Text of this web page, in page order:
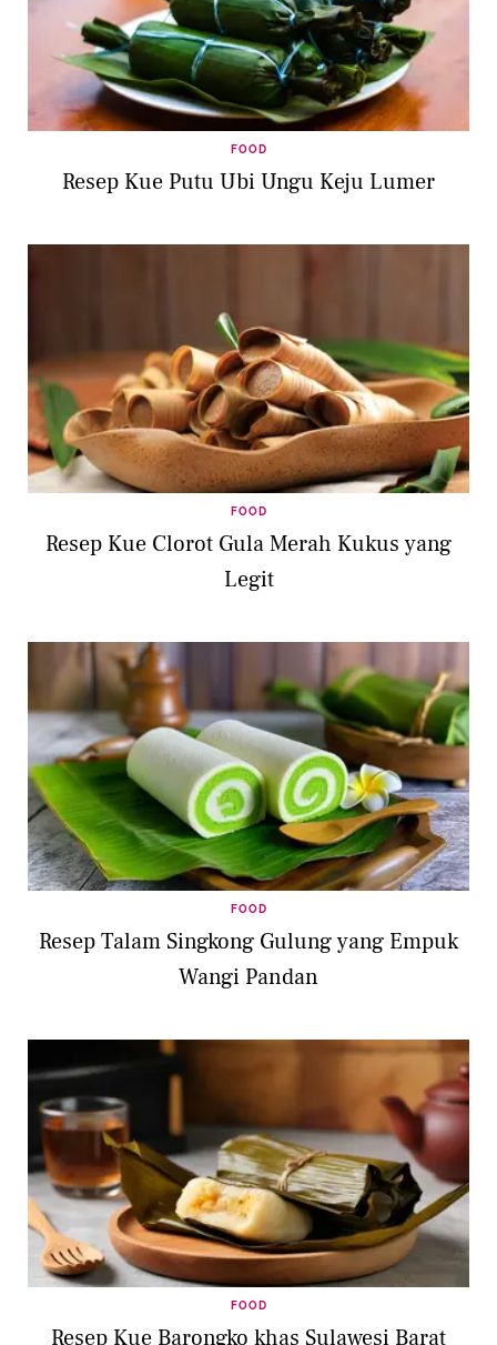
FOOD
Resep Kue Putu Ubi Ungu Keju Lumer
FOOD
Resep Kue Clorot Gula Merah Kukus yang
Legit
FOOD
Resep Talam Singkong Gulung yang Empuk
Wangi Pandan
FOOD
Resep Kue Barongko khas Sulawesi Barat